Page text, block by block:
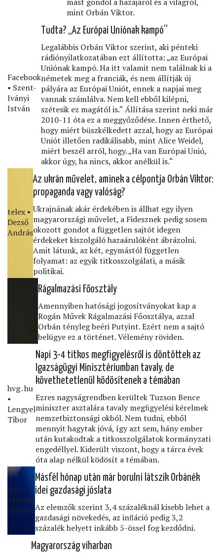
mint Orbán Viktor.
Facebook
• Szent-
Iványi
István
Tudta? „Az Európai Uniónak kampó“
Legalábbis Orbán Viktor szerint, aki pénteki
rádiónyilatkozatában ezt állította: „az Európai
Uniónak kampó. Ha itt valamit nem találnak ki a
németek meg a franciák, és nem állítják új
pályára az Európai Uniót, ennek a napjai meg
vannak számlálva. Nem kell ebből kilépni,
szétesik ez magától is.“ Állítása szerint neki már
2010-11 óta ez a meggyőződése. Innen érthető,
hogy miért büszkélkedett azzal, hogy az Európai
Uniót illetően radikálisabb, mint Alice Weidel,
miért beszél arról, hogy. „Ha van Európai Unió,
akkor úgy, ha nincs, akkor anélkül is.“
telex •
Dezső
András
Az ukrán művelet, aminek a célpontja Orbán Viktor:
propaganda vagy valóság?
Ukrajnának akár érdekében is állhat egy ilyen
magyarországi művelet, a Fidesznek pedig sosem
okozott gondot a független sajtót idegen
érdekeket kiszolgáló hazaárulóként ábrázolni.
Amit látunk, az két, egymástól független
folyamat: az egyik titkosszolgálati, a másik
politikai.
Rágalmazási Főosztály
Amennyiben hatósági jogosítványokat kap a
Rogán Művek Rágalmazási Főosztálya, azzal
Orbán tényleg beéri Putyint. Ezért nem a sajtó
belügye ez a történet. Vélemény röviden.
hvg․hu
•
Lengyel
Tibor
Napi 3-4 titkos megﬁgyelésről is döntöttek az
Igazságügyi Minisztériumban tavaly, de
követhetetlenül ködösítenek a témában
Ezres nagyságrendben kerültek Tuzson Bence
miniszter asztalára tavaly megﬁgyelési kérelmek
nemzetbiztonsági okból. Nem tudni, ebből
mennyit hagytak jóvá, így azt sem, hány ember
után kutakodtak a titkosszolgálatok kormányzati
engedéllyel. Kiderült viszont, hogy a tárca évek
óta alap nélkül ködösít a témában.
444 •
Székely
Sarolta
Másfél hónap után már borulni látszik Orbánék
idei gazdasági jóslata
Az elemzők szerint 3,4 százaléknál kisebb lehet a
gazdasági növekedés, az inﬂáció pedig 3,2
százalék helyett inkább 5-össel fog kezdődni.
Magyarország viharban